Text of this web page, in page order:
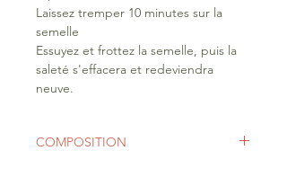
Laissez tremper 10 minutes sur la
semelle
Essuyez et frottez la semelle, puis la
saleté s'effacera et redeviendra
neuve.
COMPOSITION